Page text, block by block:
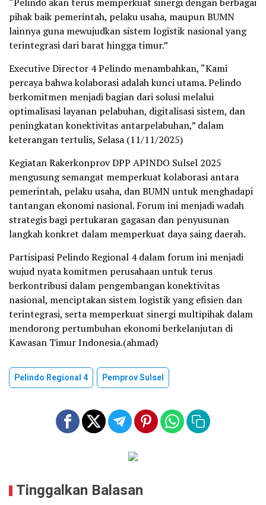
pihak baik pemerintah, pelaku usaha, maupun BUMN
lainnya guna mewujudkan sistem logistik nasional yang
terintegrasi dari barat hingga timur.”
Executive Director 4 Pelindo menambahkan, “Kami
percaya bahwa kolaborasi adalah kunci utama. Pelindo
berkomitmen menjadi bagian dari solusi melalui
optimalisasi layanan pelabuhan, digitalisasi sistem, dan
peningkatan konektivitas antarpelabuhan,” dalam
keterangan tertulis, Selasa (11/11/2025)
Kegiatan Rakerkonprov DPP APINDO Sulsel 2025
mengusung semangat memperkuat kolaborasi antara
pemerintah, pelaku usaha, dan BUMN untuk menghadapi
tantangan ekonomi nasional. Forum ini menjadi wadah
strategis bagi pertukaran gagasan dan penyusunan
langkah konkret dalam memperkuat daya saing daerah.
Partisipasi Pelindo Regional 4 dalam forum ini menjadi
wujud nyata komitmen perusahaan untuk terus
berkontribusi dalam pengembangan konektivitas
nasional, menciptakan sistem logistik yang efisien dan
terintegrasi, serta memperkuat sinergi multipihak dalam
mendorong pertumbuhan ekonomi berkelanjutan di
Kawasan Timur Indonesia.(ahmad)
Pelindo Regional 4 Pemprov Sulsel
Tinggalkan Balasan